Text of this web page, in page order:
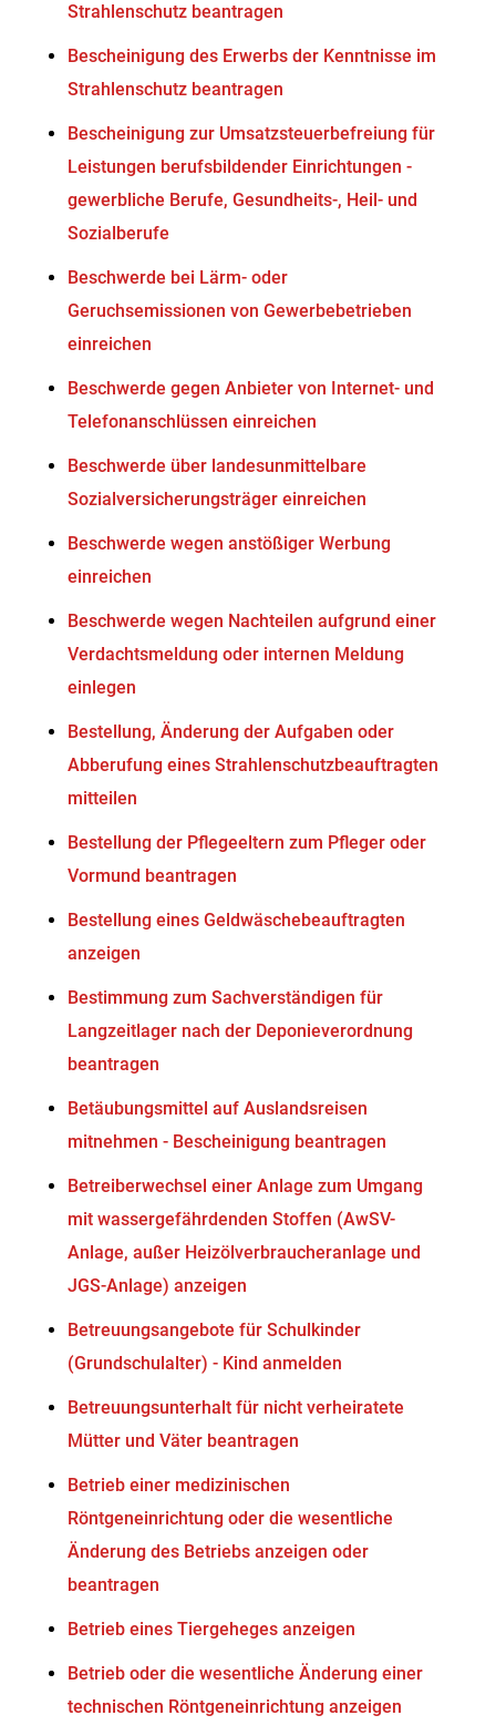
Strahlenschutz beantragen
Bescheinigung des Erwerbs der Kenntnisse im
Strahlenschutz beantragen
Bescheinigung zur Umsatzsteuerbefreiung für
Leistungen berufsbildender Einrichtungen -
gewerbliche Berufe, Gesundheits-, Heil- und
Sozialberufe
Beschwerde bei Lärm- oder
Geruchsemissionen von Gewerbebetrieben
einreichen
Beschwerde gegen Anbieter von Internet- und
Telefonanschlüssen einreichen
Beschwerde über landesunmittelbare
Sozialversicherungsträger einreichen
Beschwerde wegen anstößiger Werbung
einreichen
Beschwerde wegen Nachteilen aufgrund einer
Verdachtsmeldung oder internen Meldung
einlegen
Bestellung, Änderung der Aufgaben oder
Abberufung eines Strahlenschutzbeauftragten
mitteilen
Bestellung der Pflegeeltern zum Pfleger oder
Vormund beantragen
Bestellung eines Geldwäschebeauftragten
anzeigen
Bestimmung zum Sachverständigen für
Langzeitlager nach der Deponieverordnung
beantragen
Betäubungsmittel auf Auslandsreisen
mitnehmen - Bescheinigung beantragen
Betreiberwechsel einer Anlage zum Umgang
mit wassergefährdenden Stoffen (AwSV-
Anlage, außer Heizölverbraucheranlage und
JGS-Anlage) anzeigen
Betreuungsangebote für Schulkinder
(Grundschulalter) - Kind anmelden
Betreuungsunterhalt für nicht verheiratete
Mütter und Väter beantragen
Betrieb einer medizinischen
Röntgeneinrichtung oder die wesentliche
Änderung des Betriebs anzeigen oder
beantragen
Betrieb eines Tiergeheges anzeigen
Betrieb oder die wesentliche Änderung einer
technischen Röntgeneinrichtung anzeigen